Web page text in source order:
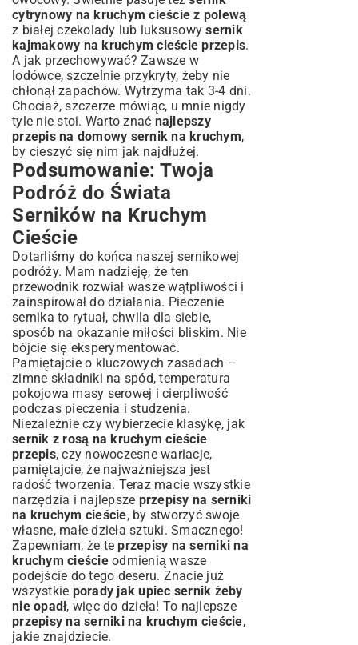
cytrynowy na kruchym cieście z polewą
z białej czekolady lub luksusowysernik
kajmakowy na kruchym cieście przepis.
A jak przechowywać? Zawsze w
lodówce, szczelnie przykryty, żeby nie
chłonął zapachów. Wytrzyma tak 3-4 dni.
Chociaż, szczerze mówiąc, u mnie nigdy
tyle nie stoi. Warto znać najlepszy
przepis na domowy sernik na kruchym,
by cieszyć się nim jak najdłużej.
Podsumowanie: Twoja
Podróż do Świata
Serników na Kruchym
Cieście
Dotarliśmy do końca naszej sernikowej
podróży. Mam nadzieję, że ten
przewodnik rozwiał wasze wątpliwości i
zainspirował do działania. Pieczenie
sernika to rytuał, chwila dla siebie,
sposób na okazanie miłości bliskim. Nie
bójcie się eksperymentować.
Pamiętajcie o kluczowych zasadach –
zimne składniki na spód, temperatura
pokojowa masy serowej i cierpliwość
podczas pieczenia i studzenia.
Niezależnie czy wybierzecie klasykę, jak
sernik z rosą na kruchym cieście
przepis, czy nowoczesne wariacje,
pamiętajcie, że najważniejsza jest
radość tworzenia. Teraz macie wszystkie
narzędzia i najlepsze przepisy na serniki
na kruchym cieście, by stworzyć swoje
własne, małe dzieła sztuki. Smacznego!
Zapewniam, że teprzepisy na serniki na
kruchym cieścieodmienią wasze
podejście do tego deseru. Znacie już
wszystkie porady jak upiec sernik żeby
nie opadł, więc do dzieła! To najlepsze
przepisy na serniki na kruchym cieście,
jakie znajdziecie.